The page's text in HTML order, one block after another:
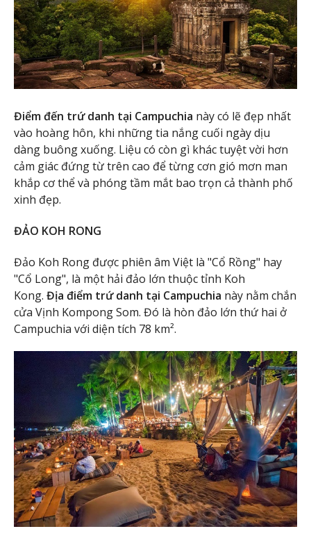
Điểm đến trứ danh tại Campuchia này có lẽ đẹp nhất
vào hoàng hôn, khi những tia nắng cuối ngày dịu
dàng buông xuống. Liệu có còn gì khác tuyệt vời hơn
cảm giác đứng từ trên cao để từng cơn gió mơn man
khắp cơ thể và phóng tầm mắt bao trọn cả thành phố
xinh đẹp.
ĐẢO KOH RONG
Đảo Koh Rong được phiên âm Việt là "Cổ Rồng" hay
"Cổ Long", là một hải đảo lớn thuộc tỉnh Koh
Kong. Địa điểm trứ danh tại Campuchia này nằm chắn
cửa Vịnh Kompong Som. Đó là hòn đảo lớn thứ hai ở
Campuchia với diện tích 78 km².